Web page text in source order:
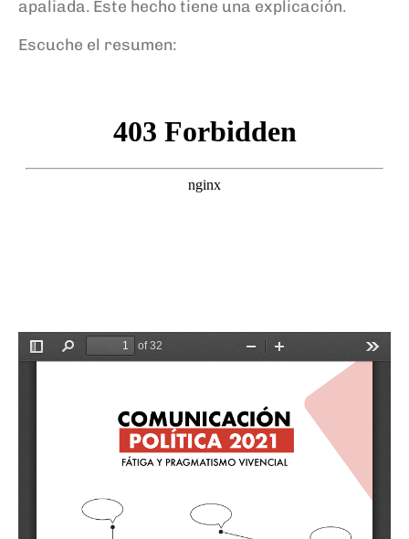
apaliada. Este hecho tiene una explicación.
Escuche el resumen: